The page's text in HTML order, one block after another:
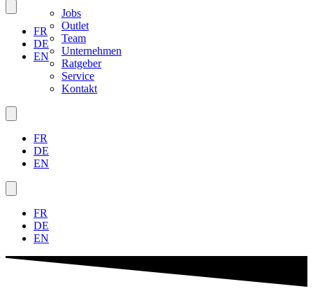
Jobs
Outlet
Team
Unternehmen
Ratgeber
Service
Kontakt
FR
DE
EN
FR
DE
EN
FR
DE
EN